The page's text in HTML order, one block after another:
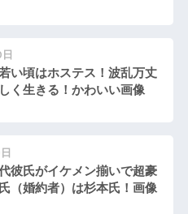
い頃はホステス！波乱万丈
く生きる！かわいい画像
彼氏がイケメン揃いで超豪
（婚約者）は杉本氏！画像